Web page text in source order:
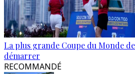
La plus grande Coupe du Monde
démarrer
RECOMMANDÉ